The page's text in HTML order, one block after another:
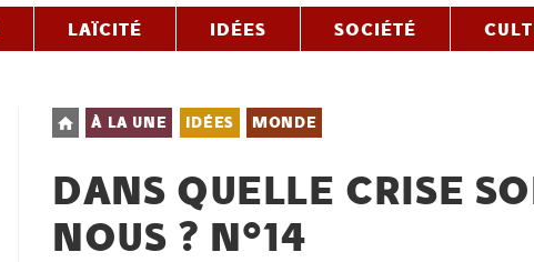
LAÏCITÉ IDÉES SOCIÉTÉ
Post
category:
À LA UNE IDÉES MONDE
DANS QUELLE CRISE
NOUS ? N°14